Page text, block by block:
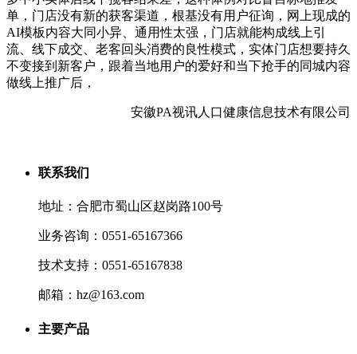
单，门店没有新的获客渠道，根基没有用户征询，网上现成的
AI模板内容大同小异、通用性太强，门店就能构成线上引
流、线下成交、老客回头消费的良性模式，实体门店想要持久
不变接到新客户，跟着当地用户的爱好和当下抢手的同城内容
做线上推广后，
安徽PA视讯人口健康信息技术有限公司
联系我们
地址：合肥市蜀山区赵岗路100号
业务咨询：0551-65167366
技术支持：0551-65167838
邮箱：hz@163.com
主要产品